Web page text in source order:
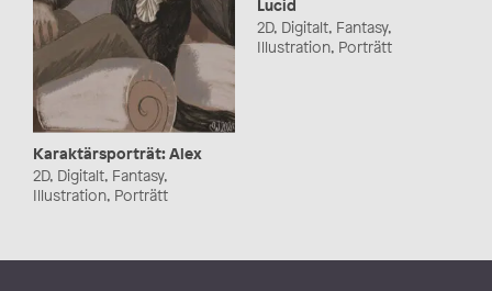
Lucid
2D, Digitalt, Fantasy,
Illustration, Porträtt
Karaktärsporträt: Alex
2D, Digitalt, Fantasy,
Illustration, Porträtt